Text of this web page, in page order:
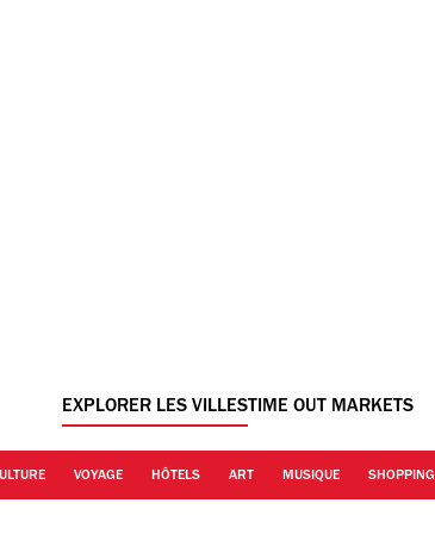
EXPLORER LES VILLESTIME OUT MARKETS
VOYAGE HÔTELS ART MUSIQUE SHOPPING